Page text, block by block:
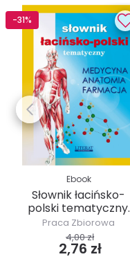
-31%
Ebook
Słownik łacińsko-
polski tematyczny.
Medycyna,...
Praca Zbiorowa
4,00 zł
2,76 zł